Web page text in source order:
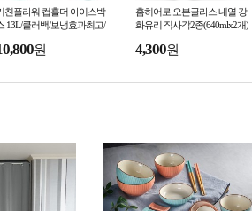
친플라워 컵홀더 아이스박
13L/쿨러백/보냉효과최고/
보/답례품
원
홈히어로 오븐글라스 내열 강
화유리 직사각2종(640mlx2개)
선물세트/답례품
4,300원